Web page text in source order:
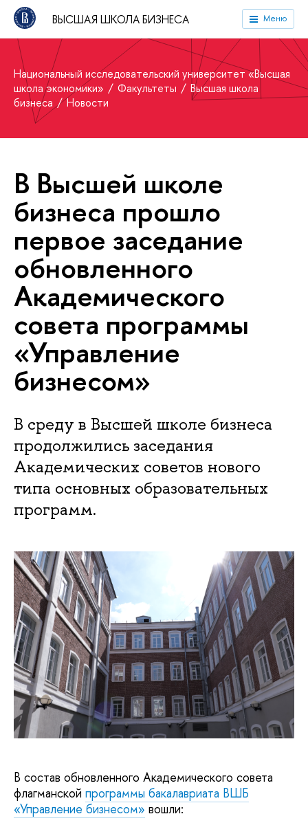
ВЫСШАЯ ШКОЛА БИЗНЕСА Меню
Национальный исследовательский университет «Высшая
школа экономики»
Факультеты
Высшая школа
бизнеса
Новости
В Высшей школе
бизнеса прошло
первое заседание
обновленного
Академического
совета программы
«Управление
бизнесом»
В среду в Высшей школе бизнеса
продолжились заседания
Академических советов нового
типа основных образовательных
программ.
В состав обновленного Академического совета
флагманской программы бакалавриата ВШБ
«Управление бизнесом» вошли: